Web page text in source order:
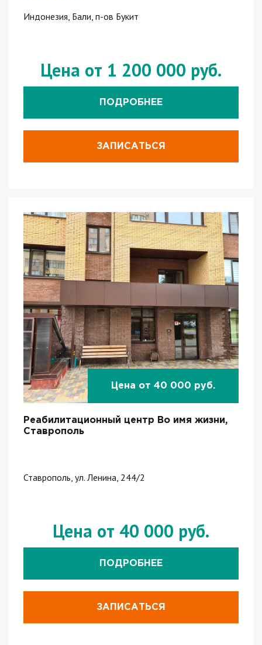
Индонезия, Бали, п-ов Букит
Цена от 1 200 000 руб.
ПОДРОБНЕЕ
ЗАПИСАТЬСЯ
Цена от 40 000 руб.
Реабилитационный центр Во имя жизни,
Ставрополь
Ставрополь, ул. Ленина, 244/2
Цена от 40 000 руб.
ПОДРОБНЕЕ
ЗАПИСАТЬСЯ